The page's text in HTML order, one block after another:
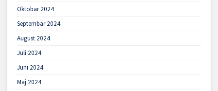
Oktobar 2024
Septembar 2024
August 2024
Juli 2024
Juni 2024
Maj 2024